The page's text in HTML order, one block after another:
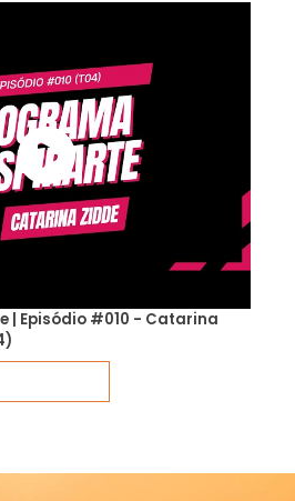
| Episódio #010 - Catarina